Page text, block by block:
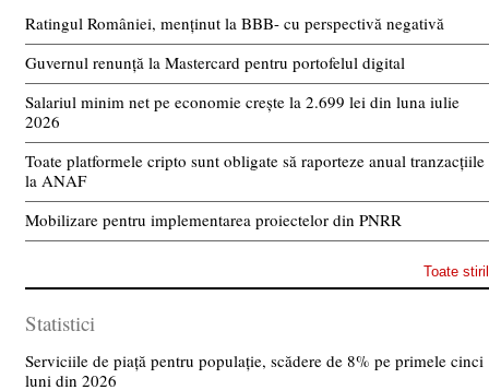
Ratingul României, menținut la BBB- cu perspectivă negativă
Guvernul renunță la Mastercard pentru portofelul digital
Salariul minim net pe economie crește la 2.699 lei din luna iulie
2026
Toate platformele cripto sunt obligate să raporteze anual tranzacțiile
la ANAF
Mobilizare pentru implementarea proiectelor din PNRR
Toate
Statistici
Serviciile de piață pentru populație, scădere de 8% pe primele cinci
luni din 2026